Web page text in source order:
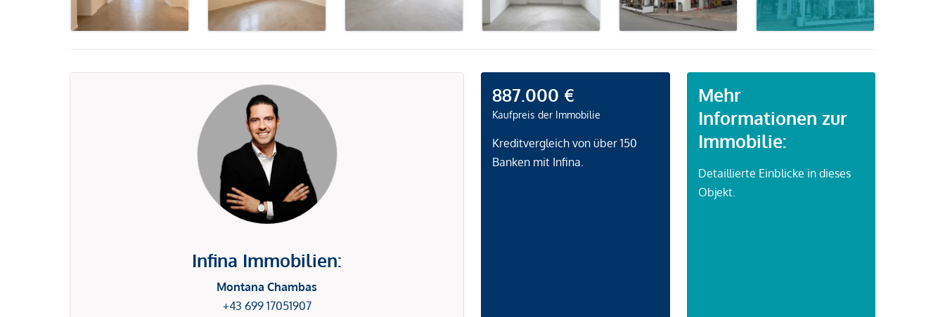
Infina Immobilien:
Montana Chambas
+43 699 17051907
887.000 €
Kaufpreis der Immobilie
Kreditvergleich von über 150
Banken mit Infina.
Mehr
Informationen zur
Immobilie:
Detaillierte Einblicke in dieses
Objekt.